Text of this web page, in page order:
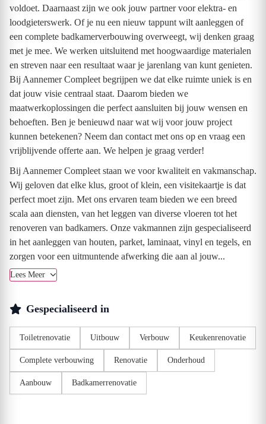
voldoet. Daarnaast zijn we ook jouw partner voor elektra- en
loodgieterswerk. Of je nu een nieuw tappunt wilt aanleggen of
een complete badkamerverbouwing overweegt, wij denken graag
met je mee. We werken uitsluitend met hoogwaardige materialen
en streven naar een resultaat waar je jarenlang van kunt genieten.
Bij Aannemer Compleet begrijpen we dat elke ruimte uniek is en
dat jouw visie centraal staat. Daarom bieden we
maatwerkoplossingen die perfect aansluiten bij jouw wensen en
behoeften. Ben je benieuwd naar wat wij voor jouw project
kunnen betekenen? Neem dan contact met ons op en vraag een
vrijblijvende offerte aan. We helpen je graag verder!
Bij Aannemer Compleet staan we voor kwaliteit en vakmanschap.
Wij geloven dat elke klus, groot of klein, een visitekaartje is dat
perfect moet zijn. Met ons ervaren team bieden we een breed
scala aan diensten, van het leggen van diverse vloeren tot het
renoveren van badkamers. Onze vakmannen zijn gespecialiseerd
in het aanleggen van houten, parket, laminaat, vinyl en tegels, en
zorgen voor een uitmuntende afwerking die aan al jouw...
Lees Meer
Gespecialiseerd in
Toiletrenovatie Uitbouw Verbouw Keukenrenovatie
Complete verbouwing Renovatie Onderhoud
Aanbouw Badkamerrenovatie